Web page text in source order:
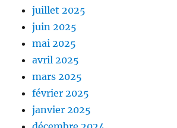
juillet 2025
juin 2025
mai 2025
avril 2025
mars 2025
février 2025
janvier 2025